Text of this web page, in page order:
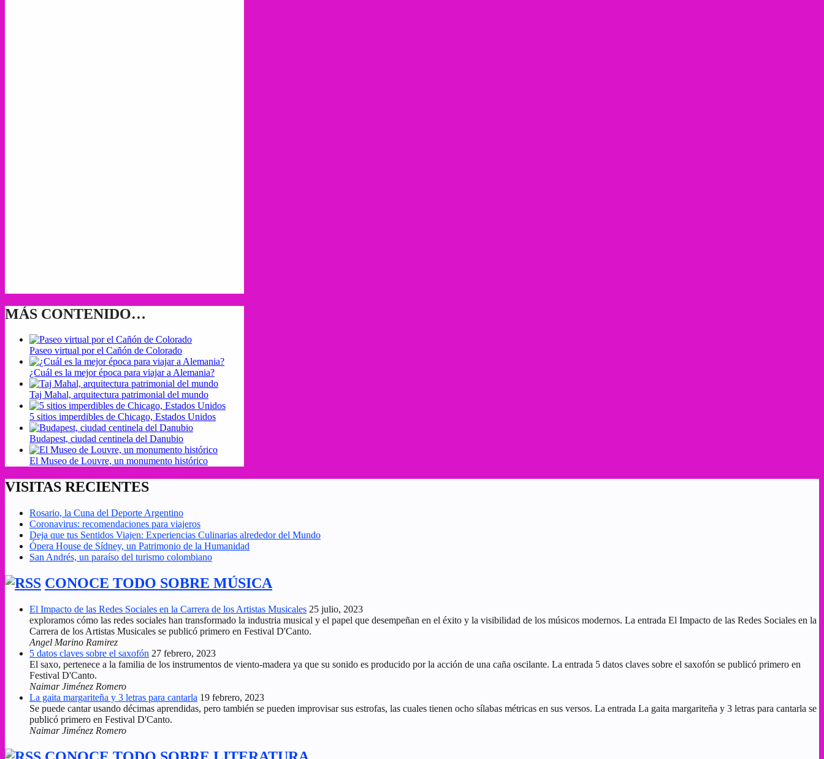
MÁS CONTENIDO…
Paseo virtual por el Cañón de Colorado
¿Cuál es la mejor época para viajar a Alemania?
Taj Mahal, arquitectura patrimonial del mundo
5 sitios imperdibles de Chicago, Estados Unidos
Budapest, ciudad centinela del Danubio
El Museo de Louvre, un monumento histórico
VISITAS RECIENTES
Rosario, la Cuna del Deporte Argentino
Coronavirus: recomendaciones para viajeros
Deja que tus Sentidos Viajen: Experiencias Culinarias alrededor del Mundo
Ópera House de Sídney, un Patrimonio de la Humanidad
San Andrés, un paraíso del turismo colombiano
CONOCE TODO SOBRE MÚSICA
El Impacto de las Redes Sociales en la Carrera de los Artistas Musicales 25 julio, 2023
exploramos cómo las redes sociales han transformado la industria musical y el papel que desempeñan en el éxito y la visibilidad de los músicos modernos. La entrada El Impacto de las Redes Sociales en la
Carrera de los Artistas Musicales se publicó primero en Festival D'Canto.
Angel Marino Ramirez
5 datos claves sobre el saxofón 27 febrero, 2023
El saxo, pertenece a la familia de los instrumentos de viento-madera ya que su sonido es producido por la acción de una caña oscilante. La entrada 5 datos claves sobre el saxofón se publicó primero en
Festival D'Canto.
Naimar Jiménez Romero
La gaita margariteña y 3 letras para cantarla 19 febrero, 2023
Se puede cantar usando décimas aprendidas, pero también se pueden improvisar sus estrofas, las cuales tienen ocho sílabas métricas en sus versos. La entrada La gaita margariteña y 3 letras para cantarla se
publicó primero en Festival D'Canto.
Naimar Jiménez Romero